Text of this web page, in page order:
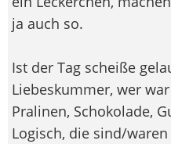
ja auch so.
Ist der Tag scheiße
Liebeskummer, wer
Pralinen, Schokolade,
Logisch, die sind/